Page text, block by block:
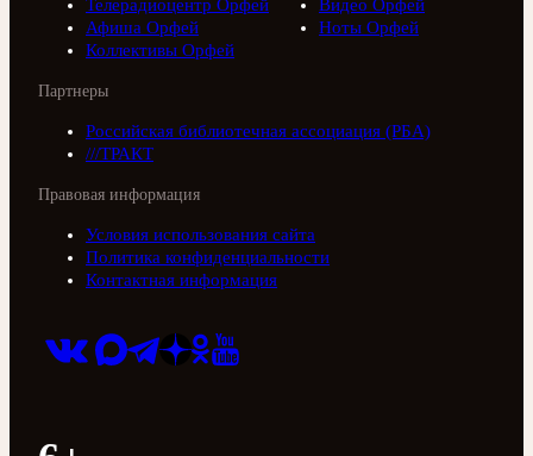
Телерадиоцентр Орфей
Видео Орфей
Афиша Орфей
Ноты Орфей
Коллективы Орфей
Партнеры
Российская библиотечная ассоциация (РБА)
///ТРАКТ
Правовая информация
Условия использования сайта
Политика конфиденциальности
Контактная информация